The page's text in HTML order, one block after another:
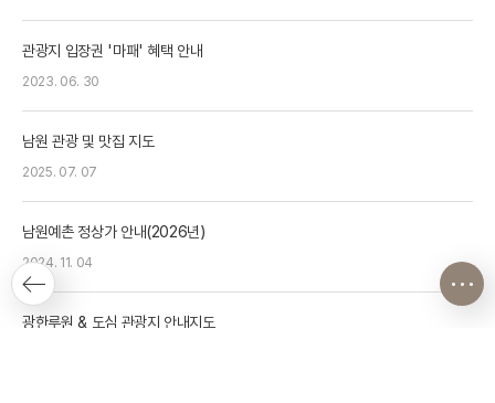
관광지 입장권 '마패' 혜택 안내
2023. 06. 30
남원 관광 및 맛집 지도
2025. 07. 07
남원예촌 정상가 안내(2026년)
2024. 11. 04
광한루원 & 도심 관광지 안내지도